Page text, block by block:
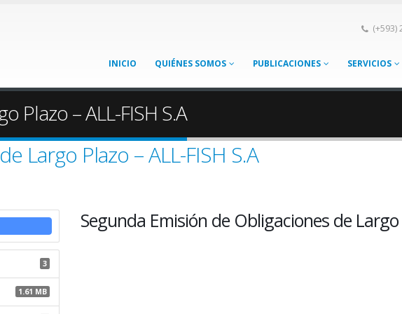
(+593)
INICIO QUIÉNES SOMOS PUBLICACIONES SERVICIOS
Plazo – ALL-FISH S.A
Largo Plazo – ALL-FISH S.A
3
1.61 MB
Segunda Emisión de Obligaciones de Largo